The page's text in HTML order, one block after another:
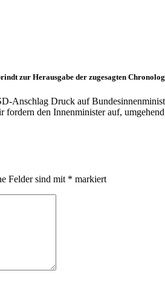
zur Herausgabe der zugesagten
Anschlag Druck auf
fordern den Innenminister auf,
Felder sind mit * markiert